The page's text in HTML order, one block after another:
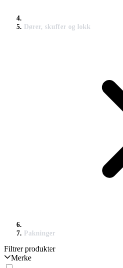
Dører, skuffer og lokk
Pakninger
Filtrer produkter
Merke